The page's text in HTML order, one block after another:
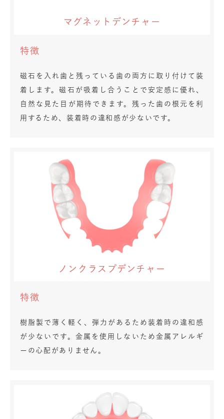
マグネットデンチャー
特徴
磁石を入れ歯と残っている歯の両方に取り付けて装
着します。磁石が吸着し合うことで安定感に優れ、
自然な見た目が期待できます。残った歯の根元を利
用するため、装着時の違和感が少ないです。
ノンクラスプデンチャー
特徴
樹脂製で薄く軽く、弾力があるため装着時の違和感
が少ないです。金属を使用しないため金属アレルギ
ーの心配がありません。